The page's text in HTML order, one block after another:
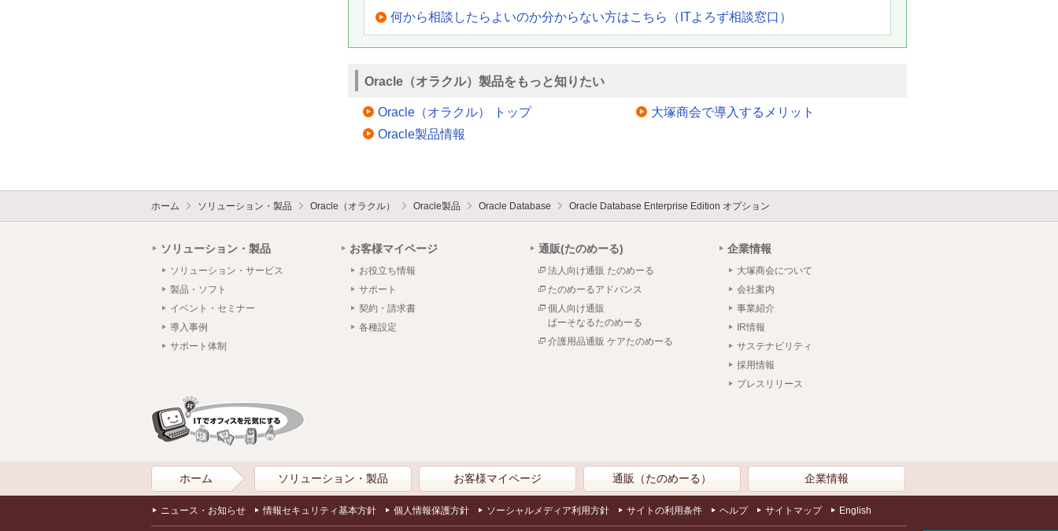
何から相談したらよいのか分からない方はこちら（ITよろず相談窓口）
Oracle（オラクル）製品をもっと知りたい
Oracle（オラクル） トップ
Oracle製品情報
大塚商会で導入するメリット
ホーム ソリューション・製品 Oracle（オラクル） Oracle製品 Oracle Database Oracle Database Enterprise Edition オプション
ソリューション・製品
ソリューション・サービス
製品・ソフト
イベント・セミナー
導入事例
サポート体制
お客様マイページ
お役立ち情報
サポート
契約・請求書
各種設定
通販(たのめーる)
法人向け通販 たのめーる
たのめーるアドバンス
個人向け通販
ぱーそなるたのめーる
介護用品通販 ケアたのめーる
企業情報
大塚商会について
会社案内
事業紹介
IR情報
サステナビリティ
採用情報
プレスリリース
ホーム ソリューション・製品 お客様マイページ 通販（たのめーる） 企業情報
ニュース・お知らせ 情報セキュリティ基本方針 個人情報保護方針 ソーシャルメディア利用方針 サイトの利用条件 ヘルプ サイトマップ English